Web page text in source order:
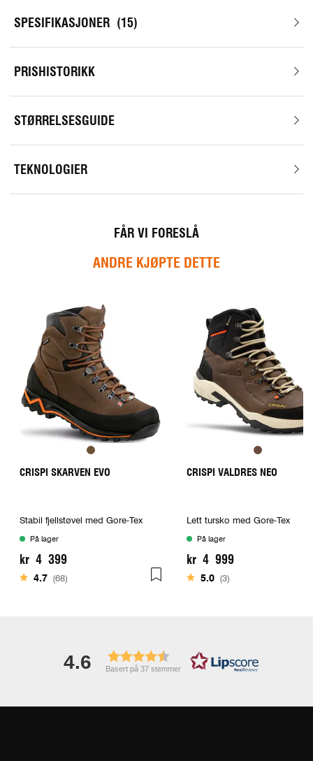
SPESIFIKASJONER 15
PRISHISTORIKK
STØRRELSESGUIDE
TEKNOLOGIER
FÅR VI FORESLÅ
ANDRE KJØPTE DETTE
CRISPI SKARVEN EVO
Stabil fjellstøvel med Gore-Tex
På lager
kr 4 399
Karakter:
4.7(68)
CRISPI VALDRES NEO
Lett tursko med Gore-Tex
På lager
kr 4 999
Karakter:
5.0 (3)
4.6 Basert på 37 stemmer